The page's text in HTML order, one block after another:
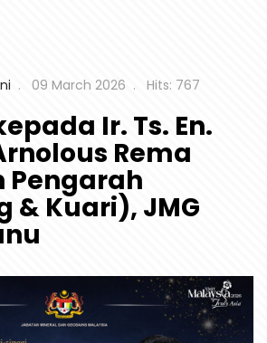
09 March 2026 Hits: 767
Ir. Ts. En.
Rema
Pengarah
& Kuari), JMG